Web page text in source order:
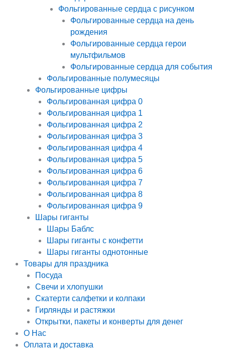
Фольгированные сердца с рисунком
Фольгированные сердца на день
рождения
Фольгированные сердца герои
мультфильмов
Фольгированные сердца для события
Фольгированные полумесяцы
Фольгированные цифры
Фольгированная цифра 0
Фольгированная цифра 1
Фольгированная цифра 2
Фольгированная цифра 3
Фольгированная цифра 4
Фольгированная цифра 5
Фольгированная цифра 6
Фольгированная цифра 7
Фольгированная цифра 8
Фольгированная цифра 9
Шары гиганты
Шары Баблс
Шары гиганты с конфетти
Шары гиганты однотонные
Товары для праздника
Посуда
Свечи и хлопушки
Скатерти салфетки и колпаки
Гирлянды и растяжки
Открытки, пакеты и конверты для денег
О Нас
Оплата и доставка